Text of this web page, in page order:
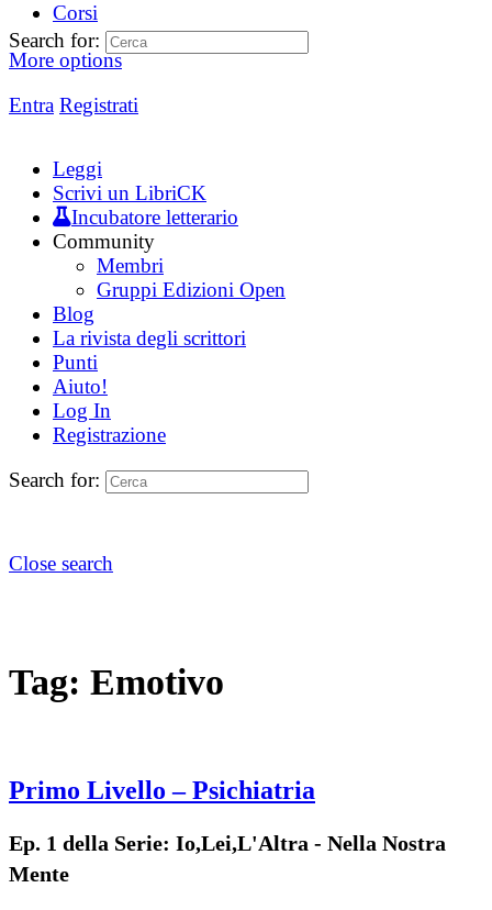
Corsi
More options
Entra Registrati
Search for:
Leggi
Scrivi un LibriCK
Incubatore letterario
Community
Membri
Gruppi Edizioni Open
Blog
La rivista degli scrittori
Punti
Aiuto!
Log In
Registrazione
Search for:
Close search
Tag: Emotivo
Primo Livello – Psichiatria
Ep. 1 della Serie: Io,Lei,L'Altra - Nella Nostra
Mente